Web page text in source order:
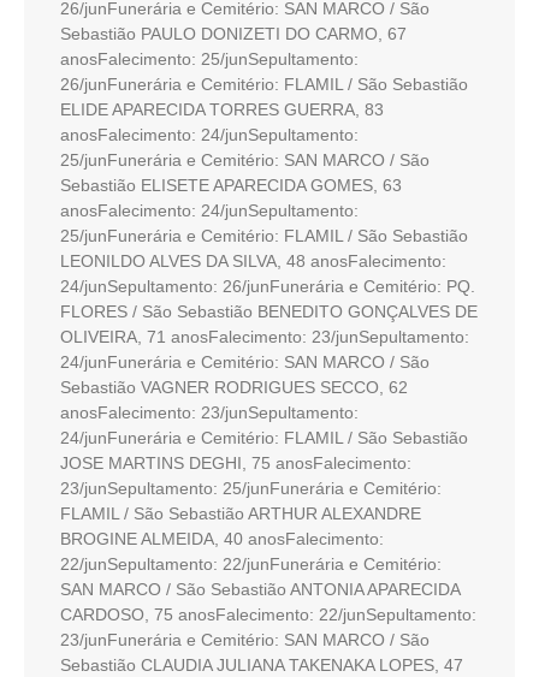
26/junFunerária e Cemitério: SAN MARCO / São
Sebastião PAULO DONIZETI DO CARMO, 67
anosFalecimento: 25/junSepultamento:
26/junFunerária e Cemitério: FLAMIL / São Sebastião
ELIDE APARECIDA TORRES GUERRA, 83
anosFalecimento: 24/junSepultamento:
25/junFunerária e Cemitério: SAN MARCO / São
Sebastião ELISETE APARECIDA GOMES, 63
anosFalecimento: 24/junSepultamento:
25/junFunerária e Cemitério: FLAMIL / São Sebastião
LEONILDO ALVES DA SILVA, 48 anosFalecimento:
24/junSepultamento: 26/junFunerária e Cemitério: PQ.
FLORES / São Sebastião BENEDITO GONÇALVES DE
OLIVEIRA, 71 anosFalecimento: 23/junSepultamento:
24/junFunerária e Cemitério: SAN MARCO / São
Sebastião VAGNER RODRIGUES SECCO, 62
anosFalecimento: 23/junSepultamento:
24/junFunerária e Cemitério: FLAMIL / São Sebastião
JOSE MARTINS DEGHI, 75 anosFalecimento:
23/junSepultamento: 25/junFunerária e Cemitério:
FLAMIL / São Sebastião ARTHUR ALEXANDRE
BROGINE ALMEIDA, 40 anosFalecimento:
22/junSepultamento: 22/junFunerária e Cemitério:
SAN MARCO / São Sebastião ANTONIA APARECIDA
CARDOSO, 75 anosFalecimento: 22/junSepultamento:
23/junFunerária e Cemitério: SAN MARCO / São
Sebastião CLAUDIA JULIANA TAKENAKA LOPES, 47